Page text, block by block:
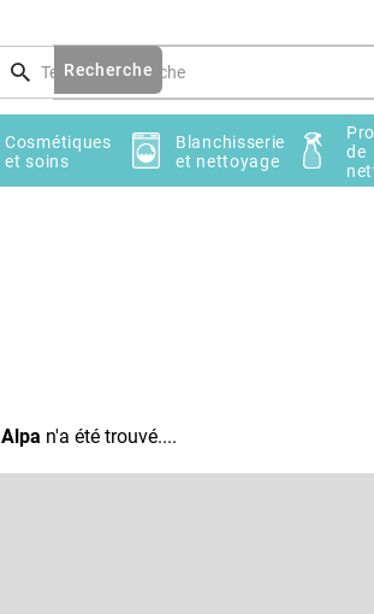
Recherche
Cosmétiques
et soins
Blanchisserie
et nettoyage
de
Alpa n'a été trouvé....